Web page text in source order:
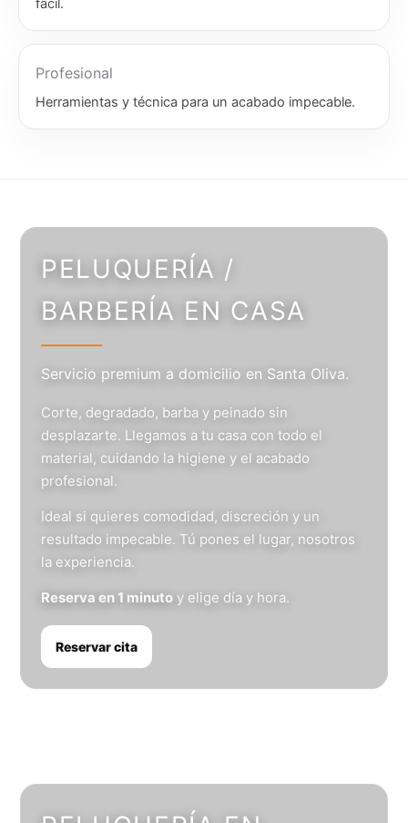
fácil.
Profesional
Herramientas y técnica para un acabado impecable.
PELUQUERÍA /
BARBERÍA EN CASA
Servicio premium a domicilio en Santa Oliva.
Corte, degradado, barba y peinado sin
desplazarte. Llegamos a tu casa con todo el
material, cuidando la higiene y el acabado
profesional.
Ideal si quieres comodidad, discreción y un
resultado impecable. Tú pones el lugar, nosotros
la experiencia.
Reserva en 1 minuto y elige día y hora.
Reservar cita